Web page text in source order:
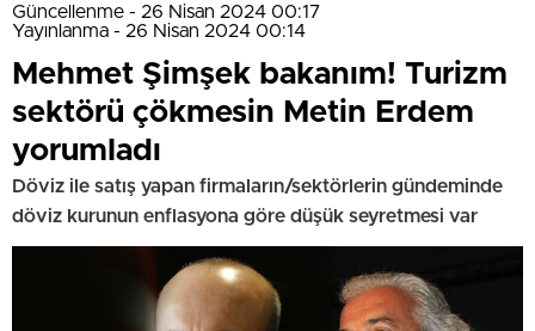
Güncellenme - 26 Nisan 2024 00:17
Yayınlanma - 26 Nisan 2024 00:14
Mehmet Şimşek bakanım! Turizm
sektörü çökmesin Metin Erdem
yorumladı
Döviz ile satış yapan firmaların/sektörlerin gündeminde
döviz kurunun enflasyona göre düşük seyretmesi var